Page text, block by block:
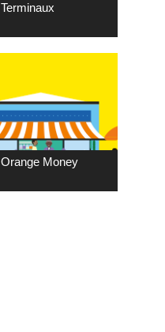
Terminaux
Orange Money